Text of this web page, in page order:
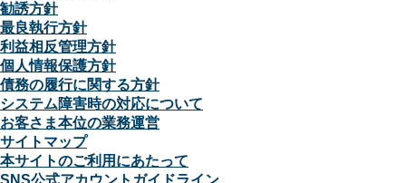
勧誘方針
最良執行方針
利益相反管理方針
個人情報保護方針
債務の履行に関する方針
システム障害時の対応について
お客さま本位の業務運営
サイトマップ
本サイトのご利用にあたって